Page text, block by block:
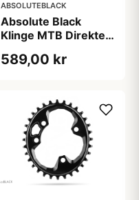
ABSOLUTEBLACK
Absolute Black
Klinge MTB Direkte
rød
589,00 kr